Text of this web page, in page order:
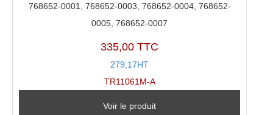
768652-0001, 768652-0003, 768652-0004, 768652-
0005, 768652-0007
335,00 TTC
279,17HT
TR11061M-A
Voir le produit